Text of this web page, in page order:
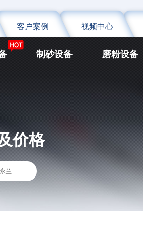
客户案例 视频中心
制砂设备 磨粉设备
价格
兰